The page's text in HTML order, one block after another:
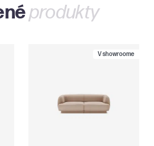
produkty
V showroome